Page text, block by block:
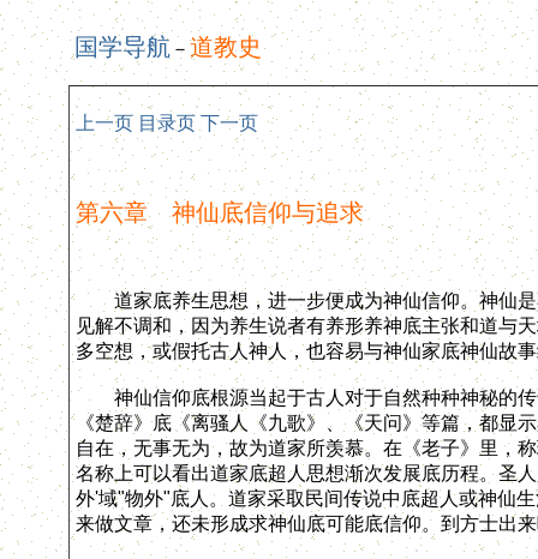
国学导航 － 道教史
上一页 目录页 下一页
第六章 神仙底信仰与追求
道家底养生思想，进一步便成为神仙信仰。神仙是
见解不调和，因为养生说者有养形养神底主张和道与
多空想，或假托古人神人，也容易与神仙家底神仙故
神仙信仰底根源当起于古人对于自然种种神秘的传
《楚辞》底《离骚人《九歌》、《天问》等篇，都显
自在，无事无为，故为道家所羡慕。在《老子》里，
名称上可以看出道家底超人思想渐次发展底历程。圣
外'域"物外"底人。道家采取民间传说中底超人或神仙
来做文章，还未形成求神仙底可能底信仰。到方士出